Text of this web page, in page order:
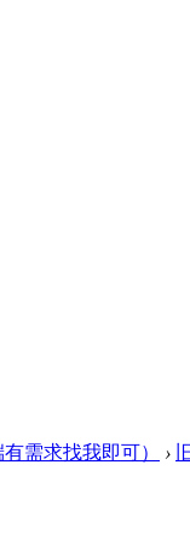
需求找我即可） ›